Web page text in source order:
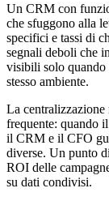
Un CRM con
che sfuggono alla
specifici e tassi di
segnali deboli che
visibili solo
stesso ambiente.
La
frequente: quando
il CRM e il CFO
diverse. Un punto
ROI delle
su dati condivisi.